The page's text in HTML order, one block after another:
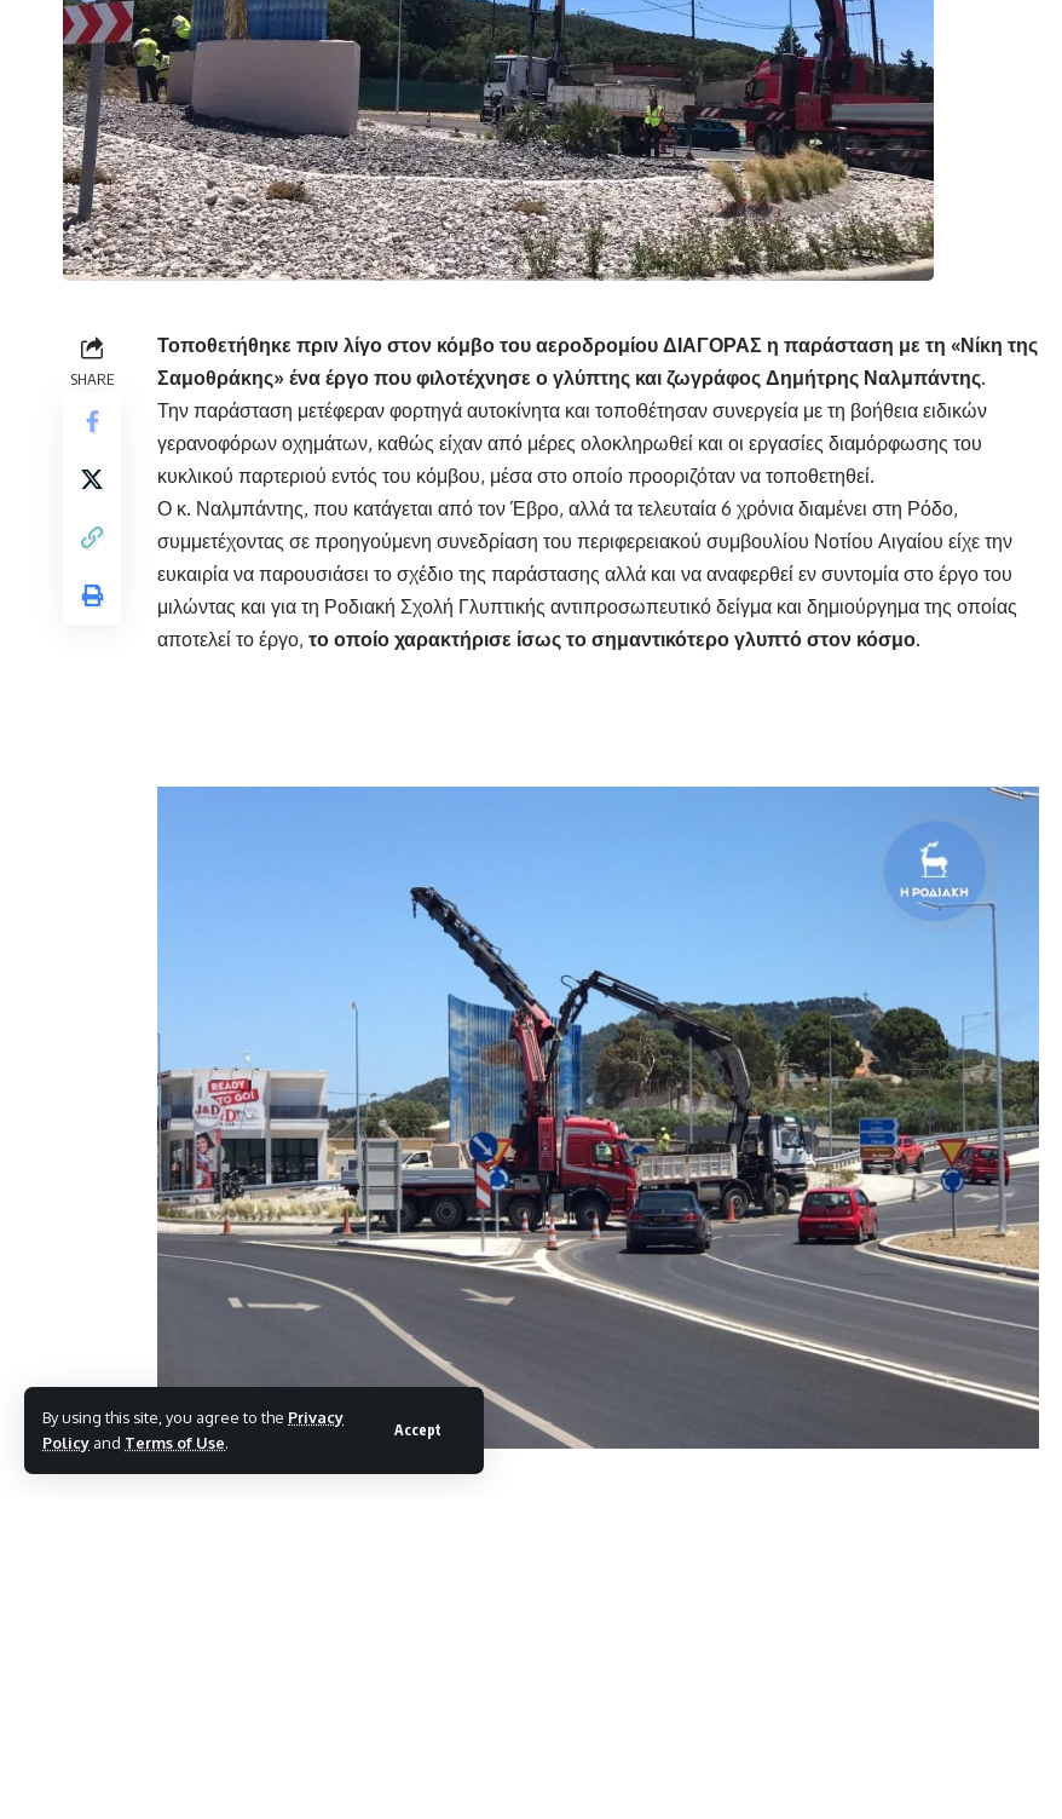
By using this site, you agree to the Privacy
Policy and Terms of Use.
Accept
SHARE
Τοποθετήθηκε πριν λίγο στον κόμβο του αεροδρομίου ΔΙΑΓΟΡΑΣ η παράσταση με τη «Νίκη της
Σαμοθράκης» ένα έργο που φιλοτέχνησε ο γλύπτης και ζωγράφος Δημήτρης Ναλμπάντης.
Την παράσταση μετέφεραν φορτηγά αυτοκίνητα και τοποθέτησαν συνεργεία με τη βοήθεια ειδικών
γερανοφόρων οχημάτων, καθώς είχαν από μέρες ολοκληρωθεί και οι εργασίες διαμόρφωσης του
κυκλικού παρτεριού εντός του κόμβου, μέσα στο οποίο προοριζόταν να τοποθετηθεί.
Ο κ. Ναλμπάντης, που κατάγεται από τον Έβρο, αλλά τα τελευταία 6 χρόνια διαμένει στη Ρόδο,
συμμετέχοντας σε προηγούμενη συνεδρίαση του περιφερειακού συμβουλίου Νοτίου Αιγαίου είχε την
ευκαιρία να παρουσιάσει το σχέδιο της παράστασης αλλά και να αναφερθεί εν συντομία στο έργο του
μιλώντας και για τη Ροδιακή Σχολή Γλυπτικής αντιπροσωπευτικό δείγμα και δημιούργημα της οποίας
αποτελεί το έργο, το οποίο χαρακτήρισε ίσως το σημαντικότερο γλυπτό στον κόσμο.